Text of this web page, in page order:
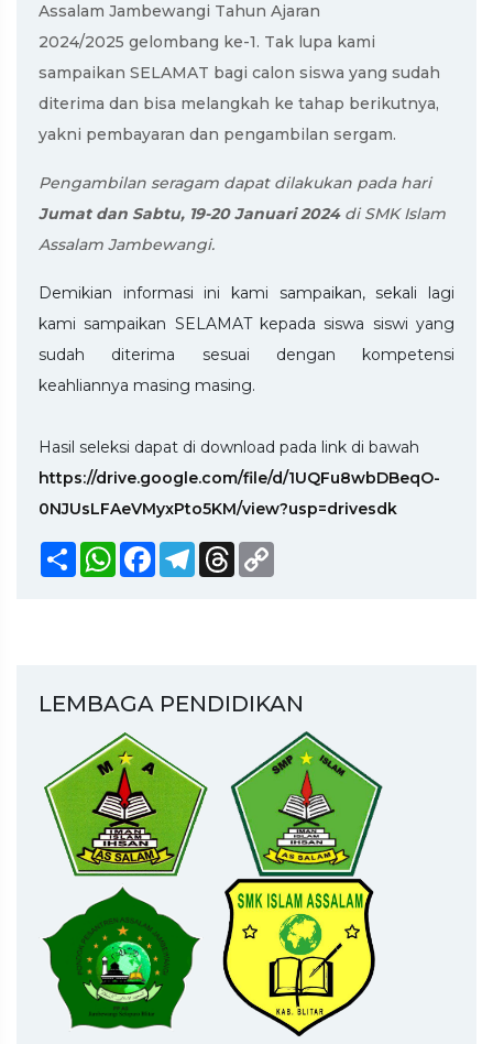
Assalam Jambewangi Tahun Ajaran
2024/2025 gelombang ke-1. Tak lupa kami
sampaikan SELAMAT bagi calon siswa yang sudah
diterima dan bisa melangkah ke tahap berikutnya,
yakni pembayaran dan pengambilan sergam.
Pengambilan seragam dapat dilakukan pada hari
Jumat dan Sabtu, 19-20 Januari 2024di SMK Islam
Assalam Jambewangi.
Demikian informasi ini kami sampaikan, sekali lagi
kami sampaikan SELAMAT kepada siswa siswi yang
sudah diterima sesuai dengan kompetensi
keahliannya masing masing.
Hasil seleksi dapat di download pada link di bawah
https://drive.google.com/file/d/1UQFu8wbDBeqO-
0NJUsLFAeVMyxPto5KM/view?usp=drivesdk
ShareWhatsApp
FacebookTelegram
Threads
LEMBAGA PENDIDIKAN